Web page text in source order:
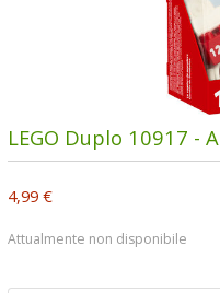
LEGO Duplo 10917 -
4,99 €
Attualmente non disponibile